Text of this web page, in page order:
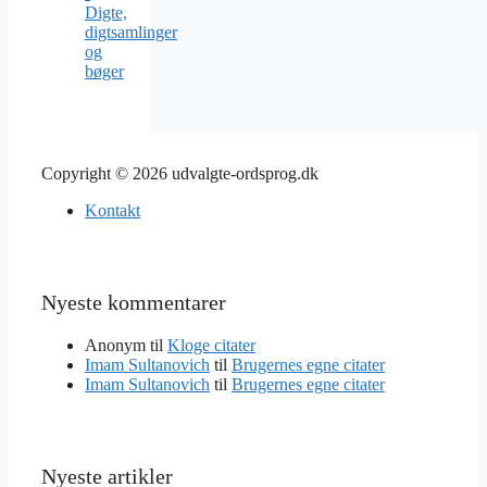
Digte,
digtsamlinger
og
bøger
Copyright © 2026 udvalgte-ordsprog.dk
Kontakt
Nyeste kommentarer
Anonym til Kloge citater
Imam Sultanovich til Brugernes egne citater
Imam Sultanovich til Brugernes egne citater
Nyeste artikler